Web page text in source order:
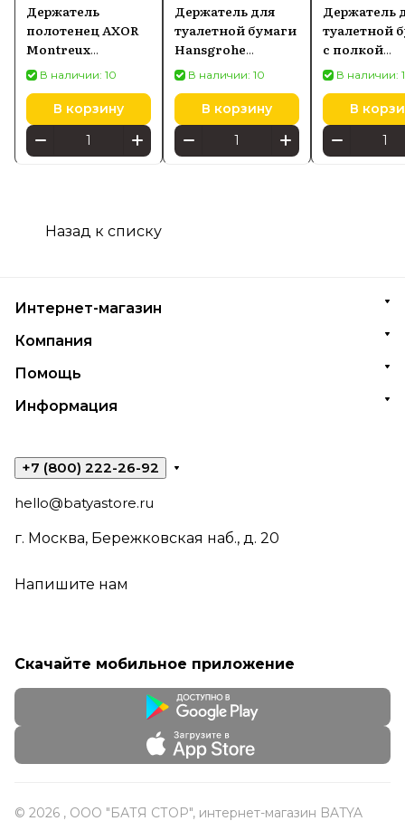
Держатель
полотенец AXOR
Montreux
42021000
В наличии: 10
В корзину
Держатель для
туалетной бумаги
Hansgrohe
Addstoris без
крышки, бронза
41771140
В наличии: 10
В корзину
Держатель
туалетной
с полкой
Hansgrohe
Addstoris,
матовый
В наличии:
В
Назад к списку
Интернет-магазин
Компания
Помощь
Информация
+7 (800) 222-26-92
hello@batyastore.ru
г. Москва, Бережковская наб., д. 20
Напишите нам
Скачайте мобильное приложение
© 2026 , ООО "БАТЯ СТОР", интернет-магазин BATYA